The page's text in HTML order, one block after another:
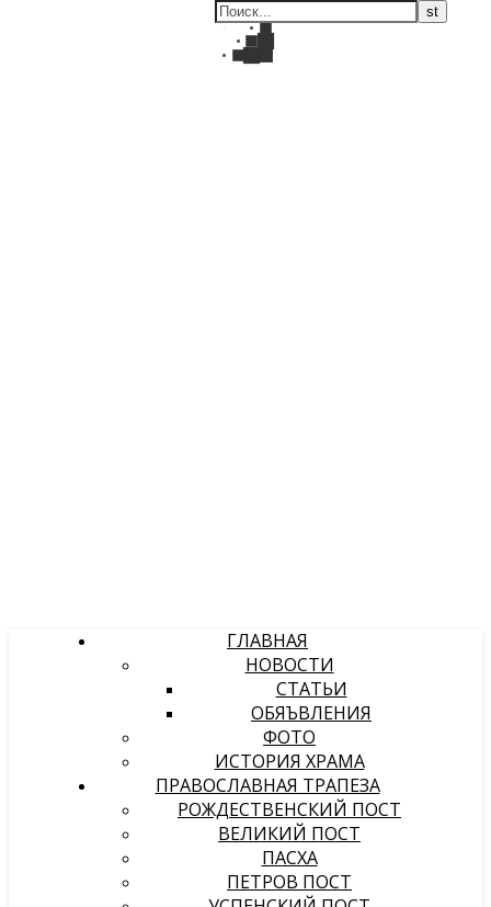
ГЛАВНАЯ
НОВОСТИ
СТАТЬИ
ОБЯЪВЛЕНИЯ
ФОТО
ИСТОРИЯ ХРАМА
ПРАВОСЛАВНАЯ ТРАПЕЗА
РОЖДЕСТВЕНСКИЙ ПОСТ
ВЕЛИКИЙ ПОСТ
ПАСХА
ПЕТРОВ ПОСТ